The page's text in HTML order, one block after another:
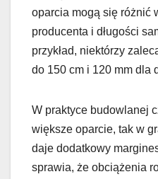
oparcia mogą się różnić
producenta i długości
przykład, niektórzy
do 150 cm i 120 mm dla
W praktyce budowlanej
większe oparcie, tak w
daje dodatkowy
sprawia, że obciążenia